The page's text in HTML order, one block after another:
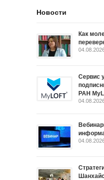
Новости
Как
Сервис
РАН